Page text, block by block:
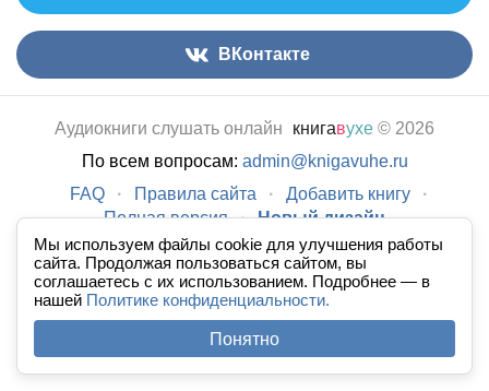
Мы используем файлы cookie для улучшения работы
сайта. Продолжая пользоваться сайтом, вы
соглашаетесь с их использованием. Подробнее — в
нашей Политике конфиденциальности.
Понятно
ВКонтакте
Аудиокниги слушать онлайн книгавухе © 2026
По всем вопросам: admin@knigavuhe.ru
FAQ
· Правила сайта · Добавить книгу
·
Полная версия
· Новый дизайн